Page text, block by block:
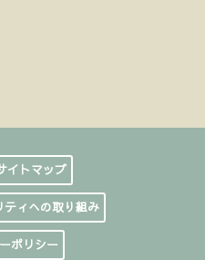
イトマップ
ティへの取り組み
ポリシー